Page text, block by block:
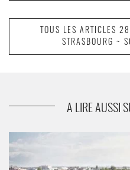
TOUS LES ARTICLES
STRASBOURG ~
A LIRE AUSSI
Les 23 et 24 novembre, week-
au Maillon - Critique sortie
de Strasbourg - Scène